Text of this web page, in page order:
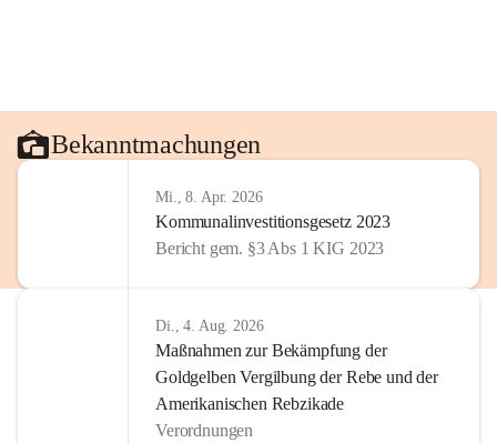
Bekanntmachungen
Mi., 8. Apr. 2026
Kommunalinvestitionsgesetz 2023
Bericht gem. §3 Abs 1 KIG 2023
Di., 4. Aug. 2026
Maßnahmen zur Bekämpfung der
Goldgelben Vergilbung der Rebe und der
Amerikanischen Rebzikade
Verordnungen